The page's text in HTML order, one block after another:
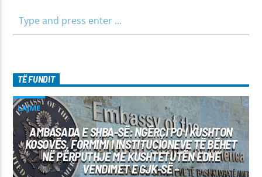
TË FUNDIT
LAJME
AMBASADA E SHBA-SË: NGËRÇI PO I KUSHTON
KOSOVËS, FORMIMI I INSTITUCIONEVE TË BËHET
NË PËRPUTHJE ME KUSHTETUTËN EDHE
VENDIMET E GJK-SË –